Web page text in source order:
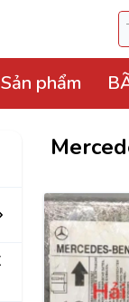
Sản phẩm
Full set nổ, bộ nổ,
Hộp điện, hộp cầu
ECU, ABS Bãi